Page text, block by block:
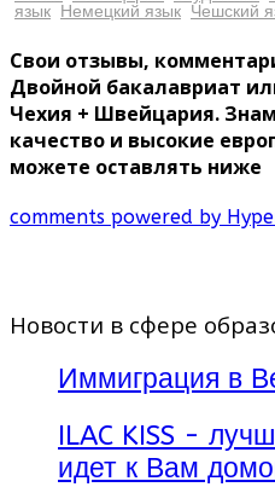
язык Немецкий язык Чешский
Свои отзывы,
Двойной бакалавриат
Чехия + Швейцария.
качество и высокие
можете оставлять ниже
comments powered by
Новости в сфере
Иммиграция в
ILAC KISS -
идет к Вам